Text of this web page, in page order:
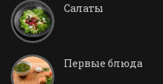
Салаты
Первые блюда